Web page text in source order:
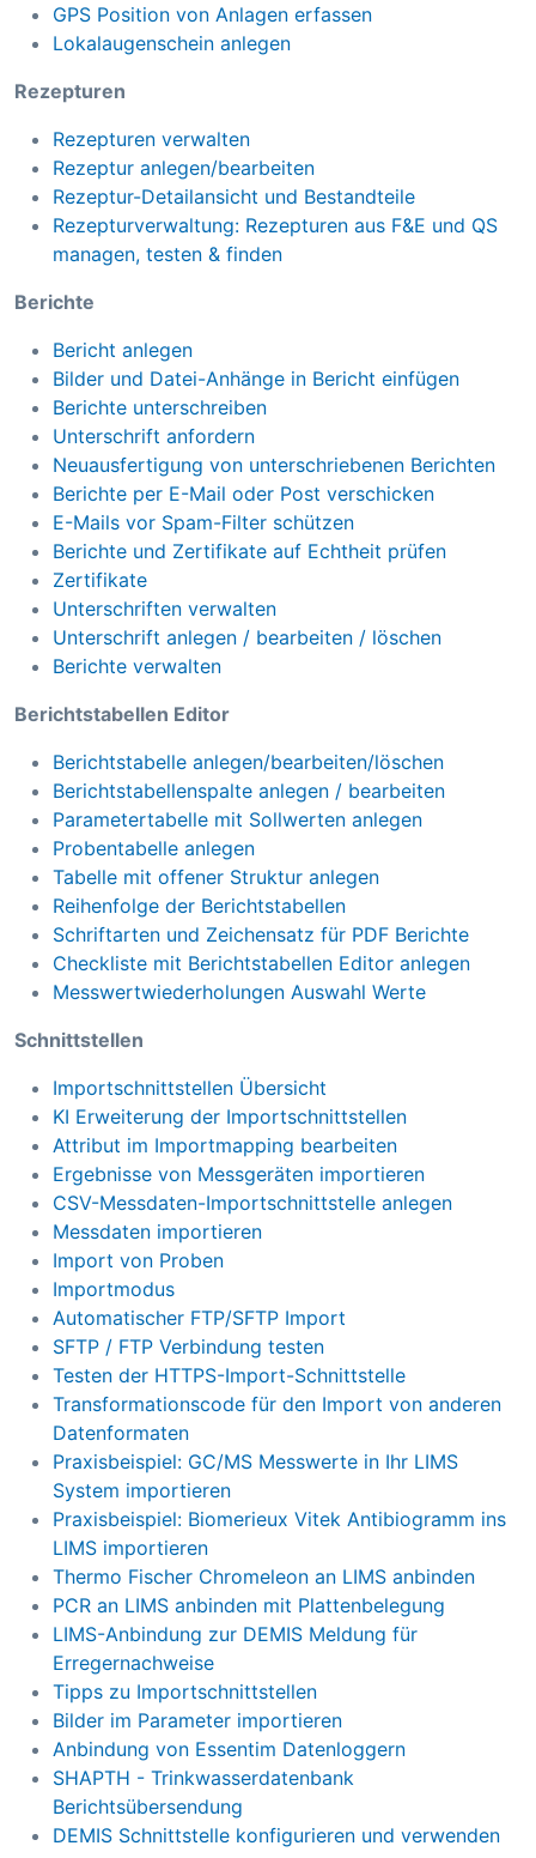
GPS Position von Anlagen erfassen
Lokalaugenschein anlegen
Rezepturen
Rezepturen verwalten
Rezeptur anlegen/bearbeiten
Rezeptur-Detailansicht und Bestandteile
Rezepturverwaltung: Rezepturen aus F&E und QS
managen, testen & finden
Berichte
Bericht anlegen
Bilder und Datei-Anhänge in Bericht einfügen
Berichte unterschreiben
Unterschrift anfordern
Neuausfertigung von unterschriebenen Berichten
Berichte per E-Mail oder Post verschicken
E-Mails vor Spam-Filter schützen
Berichte und Zertifikate auf Echtheit prüfen
Zertifikate
Unterschriften verwalten
Unterschrift anlegen / bearbeiten / löschen
Berichte verwalten
Berichtstabellen Editor
Berichtstabelle anlegen/bearbeiten/löschen
Berichtstabellenspalte anlegen / bearbeiten
Parametertabelle mit Sollwerten anlegen
Probentabelle anlegen
Tabelle mit offener Struktur anlegen
Reihenfolge der Berichtstabellen
Schriftarten und Zeichensatz für PDF Berichte
Checkliste mit Berichtstabellen Editor anlegen
Messwertwiederholungen Auswahl Werte
Schnittstellen
Importschnittstellen Übersicht
KI Erweiterung der Importschnittstellen
Attribut im Importmapping bearbeiten
Ergebnisse von Messgeräten importieren
CSV-Messdaten-Importschnittstelle anlegen
Messdaten importieren
Import von Proben
Importmodus
Automatischer FTP/SFTP Import
SFTP / FTP Verbindung testen
Testen der HTTPS-Import-Schnittstelle
Transformationscode für den Import von anderen
Datenformaten
Praxisbeispiel: GC/MS Messwerte in Ihr LIMS
System importieren
Praxisbeispiel: Biomerieux Vitek Antibiogramm ins
LIMS importieren
Thermo Fischer Chromeleon an LIMS anbinden
PCR an LIMS anbinden mit Plattenbelegung
LIMS-Anbindung zur DEMIS Meldung für
Erregernachweise
Tipps zu Importschnittstellen
Bilder im Parameter importieren
Anbindung von Essentim Datenloggern
SHAPTH - Trinkwasserdatenbank
Berichtsübersendung
DEMIS Schnittstelle konfigurieren und verwenden